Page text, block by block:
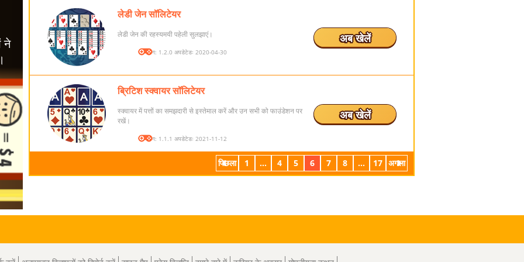
लेडी जेन सॉलिटेयर
लेडी जेन की रहस्यमयी पहेली सुलझाएं।
संस्करण: 1.2.0 अपडेटेडः 2020-04-30
अब खेलें
ब्रिटिश स्क्वायर सॉलिटेयर
स्क्वायर में पत्तों का समझदारी से इस्तेमाल करें और उन सभी को फाउंडेशन पर
रखें।
संस्करण: 1.1.1 अपडेटेडः 2021-11-12
अब खेलें
पिछला 1 ... 4 5 6 7 8 ... 17 अगला